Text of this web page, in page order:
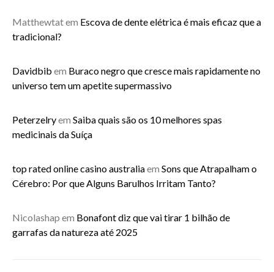
Matthewtatem Escova de dente elétrica é mais eficaz que a
tradicional?
Davidbib em Buraco negro que cresce mais rapidamente no
universo tem um apetite supermassivo
Peterzelryem Saiba quais são os 10 melhores spas
medicinais da Suíça
top rated online casino australiaem Sons que Atrapalham o
Cérebro: Por que Alguns Barulhos Irritam Tanto?
Nicolashap em Bonafont diz que vai tirar 1 bilhão de
garrafas da natureza até 2025